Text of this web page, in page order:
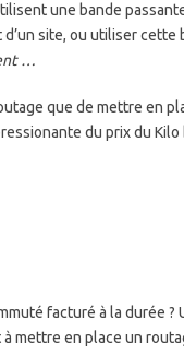
une bande
site, ou utiliser cette
…
que de mettre en
du prix du
facturé à la durée
mettre en place un